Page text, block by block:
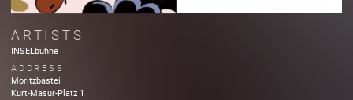
ARTISTS
INSELbühne
ADDRESS
Moritzbastei
Kurt-Masur-Platz 1